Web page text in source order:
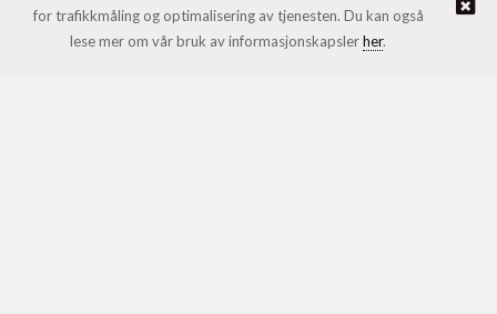
© Honningcentralen SA |Nettbutikk levert av Kréatif
for trafikkmåling og optimalisering av tjenesten. Du kan også
lese mer om vår bruk av informasjonskapslerher.